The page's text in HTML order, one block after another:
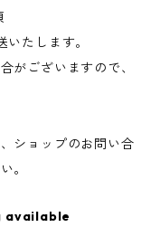
たします。
がございますので、
ショップのお問い合
。
available